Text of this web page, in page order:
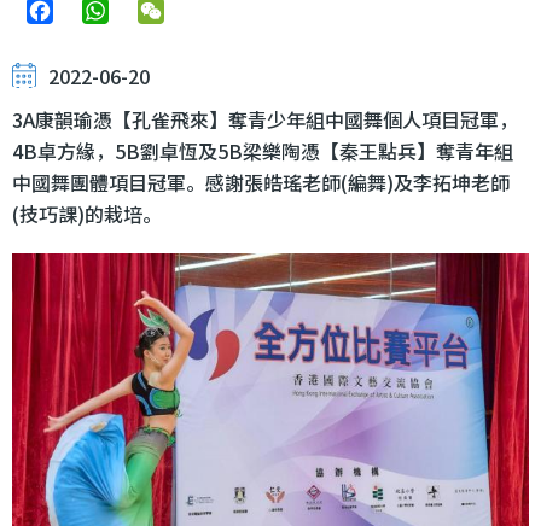
FacebookWhatsApp
2022-06-20
3A康韻瑜憑【孔雀飛來】奪青少年組中國舞個人項目冠軍，
4B卓方緣，5B劉卓恆及5B梁樂陶憑【秦王點兵】奪青年組
中國舞團體項目冠軍。感謝張皓瑤老師(編舞)及李拓坤老師
(技巧課)的栽培。